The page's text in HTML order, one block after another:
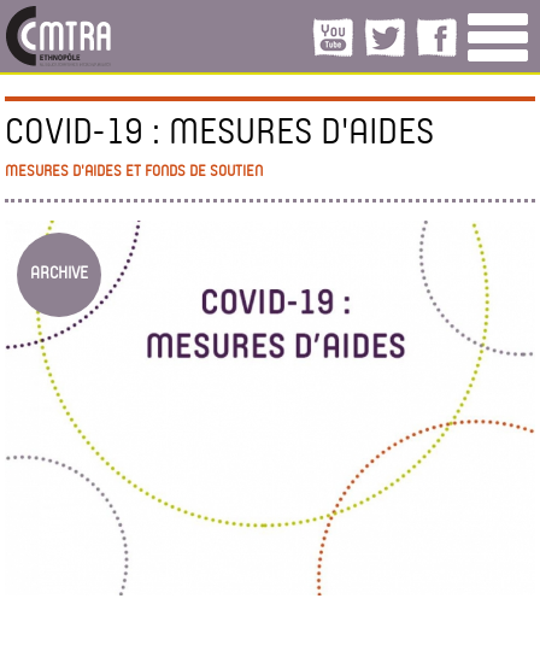
COVID-19 : MESURES D'AIDES
MESURES D'AIDES ET FONDS DE SOUTIEN
ARCHIVE